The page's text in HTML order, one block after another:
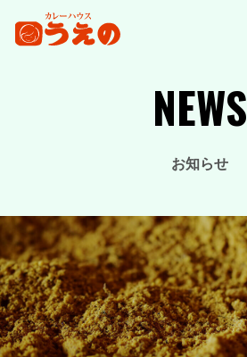
NEWS
お知らせ